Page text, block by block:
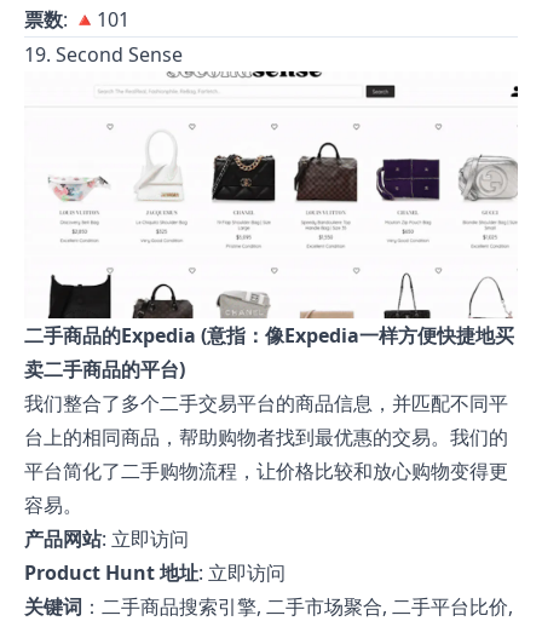
票数: 🔺101
19. Second Sense
二手商品的Expedia (意指：像Expedia一样方便快捷地买
卖二手商品的平台)
我们整合了多个二手交易平台的商品信息，并匹配不同平
台上的相同商品，帮助购物者找到最优惠的交易。我们的
平台简化了二手购物流程，让价格比较和放心购物变得更
容易。
产品网站: 立即访问
Product Hunt 地址: 立即访问
关键词 ：二手商品搜索引擎, 二手市场聚合, 二手平台比价,